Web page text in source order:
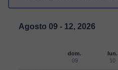
Agosto 09 - 12, 2026
dom.
09
lun.
10